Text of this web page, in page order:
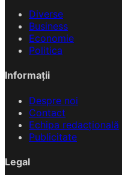
Diverse
Business
Economie
Politica
Informații
Despre noi
Contact
Echipa redacțională
Publicitate
Legal